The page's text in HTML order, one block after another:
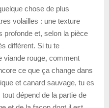
chose de plus
volailles : une texture
profonde et, selon la pièce
différent. Si tu te
viande rouge, comment
ce que ça change dans
et canard sauvage, tu es
dépend de la partie de